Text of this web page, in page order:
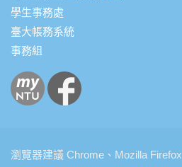
學生事務處
臺大帳務系統
事務組
瀏覽器建議 Chrome、Mozilla Firefox